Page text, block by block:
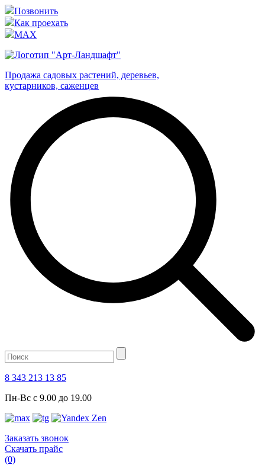
Позвонить
Как проехать
MAX
Продажа садовых растений, деревьев,
кустарников, саженцев
8 343 213 13 85
Пн-Вс с 9.00 до 19.00
Заказать звонок
Скачать прайс
(0)